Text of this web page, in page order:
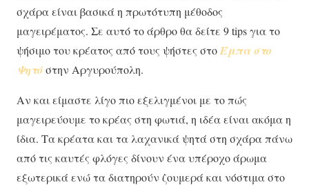
σχάρα είναι βασικά η πρωτότυπη μέθοδος
μαγειρέματος. Σε αυτό το άρθρο θα δείτε 9 tips για το
ψήσιμο του κρέατος από τους ψήστες στοΈμπα στο
Ψητόστην Αργυρούπολη.
Αν και είμαστε λίγο πιο εξελιγμένοι με το πώς
μαγειρεύουμε το κρέας στη φωτιά, η ιδέα είναι ακόμα η
ίδια. Τα κρέατα και τα λαχανικά ψητά στη σχάρα πάνω
από τις καυτές φλόγες δίνουν ένα υπέροχο άρωμα
εξωτερικά ενώ τα διατηρούν ζουμερά και νόστιμα στο